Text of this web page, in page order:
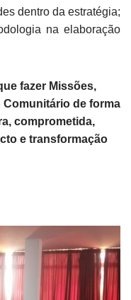
dentro da estratégia;
na elaboração
fazer Missões,
de forma
comprometida,
e transformação